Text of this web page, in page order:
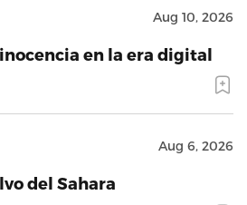
Aug 10, 2026
en la era digital
Aug 6, 2026
del Sahara